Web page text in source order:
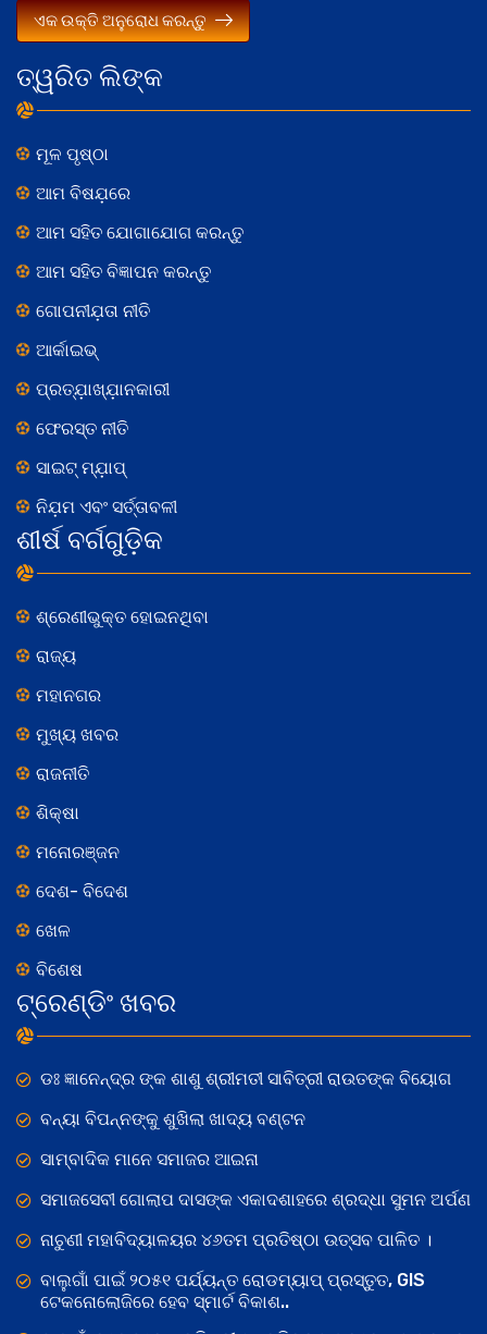
ତ୍ୱରିତ ଲିଙ୍କ
ମୂଳ ପୃଷ୍ଠା
ଆମ ବିଷଯ଼ରେ
ଆମ ସହିତ ଯୋଗାଯୋଗ କରନ୍ତୁ
ଆମ ସହିତ ବିଜ୍ଞାପନ କରନ୍ତୁ
ଗୋପନୀଯ଼ତା ନୀତି
ଆର୍କାଇଭ୍
ପ୍ରତ୍ଯ଼ାଖ୍ଯ଼ାନକାରୀ
ଫେରସ୍ତ ନୀତି
ସାଇଟ୍ ମ୍ଯ଼ାପ୍
ନିଯ଼ମ ଏବଂ ସର୍ତ୍ତାବଳୀ
ଶୀର୍ଷ ବର୍ଗଗୁଡ଼ିକ
ଶ୍ରେଣୀଭୁକ୍ତ ହୋଇନଥିବା
ରାଜ୍ୟ
ମହାନଗର
ମୁଖ୍ୟ ଖବର
ରାଜନୀତି
ଶିକ୍ଷା
ମନୋରଞ୍ଜନ
ଦେଶ- ବିଦେଶ
ଖେଳ
ବିଶେଷ
ଟ୍ରେଣ୍ଡିଂ ଖବର
ଡଃ ଜ୍ଞାନେନ୍ଦ୍ର ଙ୍କ ଶାଶୁ ଶ୍ରୀମତୀ ସାବିତ୍ରୀ ରାଉତଙ୍କ ବିୟୋଗ
ବନ୍ୟା ବିପନ୍ନଙ୍କୁ ଶୁଖିଲା ଖାଦ୍ୟ ବଣ୍ଟନ
ସାମ୍ବାଦିକ ମାନେ ସମାଜର ଆଇନା
ସମାଜସେବୀ ଗୋଲାପ ଦାସଙ୍କ ଏକାଦଶାହରେ ଶ୍ରଦ୍ଧା ସୁମନ ଅର୍ପଣ
ନାଚୁଣୀ ମହାବିଦ୍ୟାଳୟର ୪୬ତମ ପ୍ରତିଷ୍ଠା ଉତ୍ସବ ପାଳିତ ।
ବାଲୁଗାଁ ପାଇଁ ୨୦୫୧ ପର୍ଯ୍ୟନ୍ତ ରୋଡମ୍ୟାପ୍ ପ୍ରସ୍ତୁତ, GIS
ଟେକନୋଲୋଜିରେ ହେବ ସ୍ମାର୍ଟ ବିକାଶ..
ଏକ ଉକ୍ତି ଅନୁରୋଧ କରନ୍ତୁ